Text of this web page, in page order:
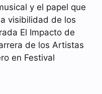
y el papel que
visibilidad de los
El Impacto de
de los Artistas
en Festival